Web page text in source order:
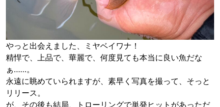
やっと出会えました、ミヤベイワナ！
精悍で、上品で、華麗で、何度見ても本当に良い魚だな
ぁ……。
永遠に眺めていられますが、素早く写真を撮って、そっと
リリース。
が、その後も結局、トローリングで単発ヒットがあっただ